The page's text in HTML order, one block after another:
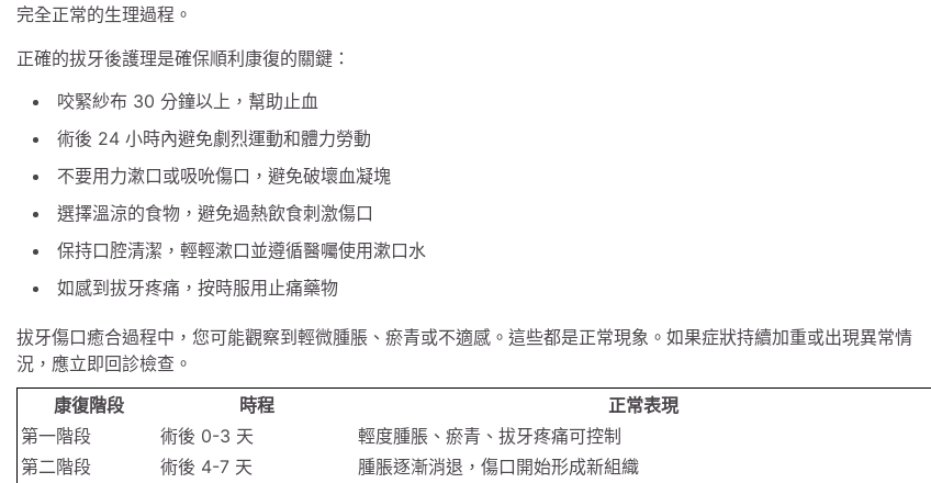
完全正常的生理過程。
正確的拔牙後護理是確保順利康復的關鍵：
咬緊紗布 30 分鐘以上，幫助止血
術後 24 小時內避免劇烈運動和體力勞動
不要用力漱口或吸吮傷口，避免破壞血凝塊
選擇溫涼的食物，避免過熱飲食刺激傷口
保持口腔清潔，輕輕漱口並遵循醫囑使用漱口水
如感到拔牙疼痛，按時服用止痛藥物
拔牙傷口癒合過程中，您可能觀察到輕微腫脹、瘀青或不適感。這些都是正常現象。如果症狀持續加重或出現異常情
況，應立即回診檢查。
康復階段
時程
正常表現
第一階段
術後 0-3 天
輕度腫脹、瘀青、拔牙疼痛可控制
第二階段
術後 4-7 天
腫脹逐漸消退，傷口開始形成新組織